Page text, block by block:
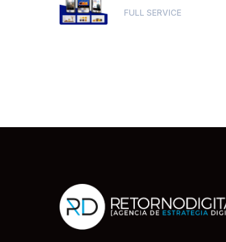
FULL SERVICE